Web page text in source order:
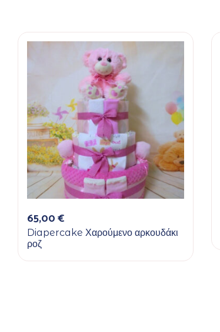
65,00€
Diapercake Χαρούμενο αρκουδάκι
ροζ